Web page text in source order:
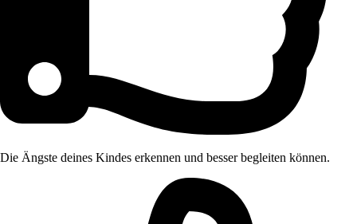
Die Ängste deines Kindes erkennen und besser begleiten können.